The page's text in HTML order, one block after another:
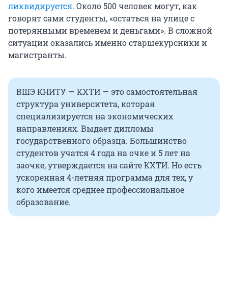
ликвидируется. Около 500 человек могут, как
говорят сами студенты, «остаться на улице с
потерянными временем и деньгами». В сложной
ситуации оказались именно старшекурсники и
магистранты.
ВШЭ КНИТУ — КХТИ — это самостоятельная
структура университета, которая
специализируется на экономических
направлениях. Выдает дипломы
государственного образца. Большинство
студентов учатся 4 года на очке и 5 лет на
заочке, утверждается на сайте КХТИ. Но есть
ускоренная 4-летняя программа для тех, у
кого имеется среднее профессиональное
образование.